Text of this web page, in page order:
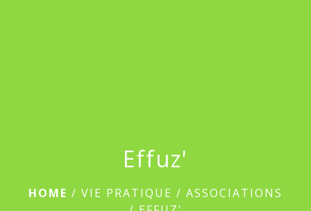
Effuz'
HOME / VIE PRATIQUE / ASSOCIATIONS